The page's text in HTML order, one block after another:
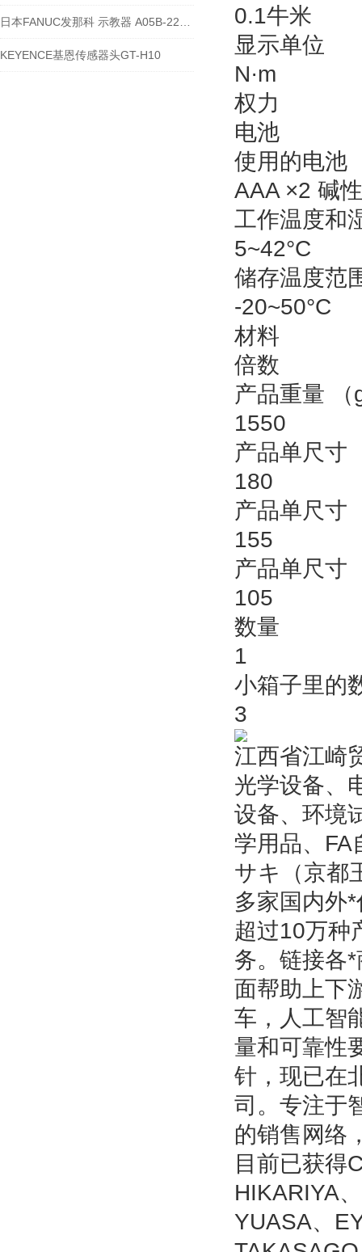
KEYENCE基恩传感器头GT-H10
0.1牛米
显示单位
N·m
权力
电池
使用的电池
AAA ×2 碱
工作温度和
5~42°C
储存温度范
‐20~50°C
材料
倍数
产品重量 （
1550
产品单尺寸
180
产品单尺寸
155
产品单尺寸
105
数量
1
小箱子里的
3
江西省江崎
光学设备、
设备、环境
学用品、FA
サキ（京都
多家国内外
超过10万种
务。链接各
面帮助上下
车，人工智
量和可靠性
针，现已在
司。专注于
的销售网络
目前已获得
HIKARIYA
YUASA、